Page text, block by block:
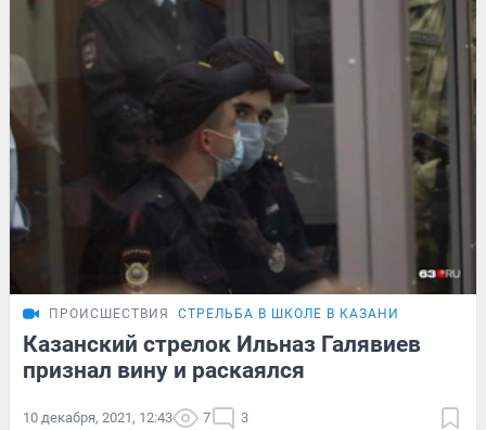
ПРОИСШЕСТВИЯ СТРЕЛЬБА В ШКОЛЕ В КАЗАНИ
Казанский стрелок Ильназ Галявиев
признал вину и раскаялся
10 декабря, 2021, 12:43 7 3